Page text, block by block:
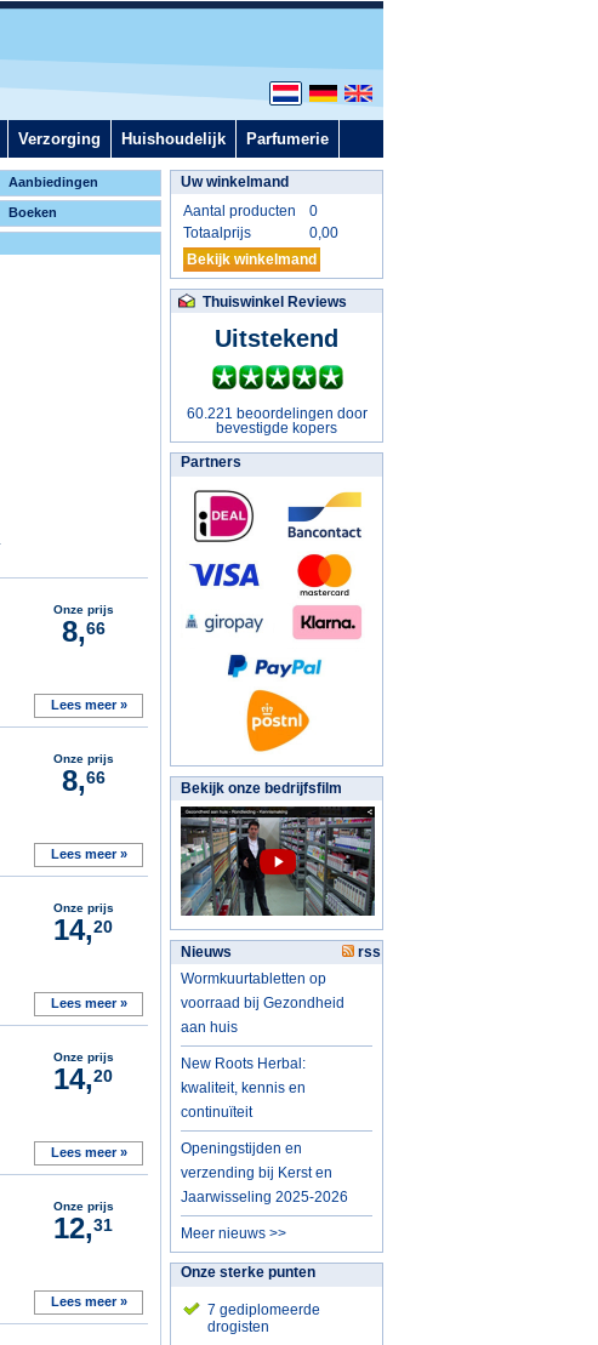
Verzorging Huishoudelijk Parfumerie
Aanbiedingen
Boeken
Onze prijs
8,66
Lees meer »
Onze prijs
8,66
Lees meer »
Onze prijs
14,20
Lees meer »
Onze prijs
14,20
Lees meer »
Onze prijs
12,31
Lees meer »
Uw winkelmand
Aantal producten
0
Totaalprijs
0,00
Bekijk winkelmand
Thuiswinkel Reviews
Uitstekend
60.221 beoordelingen door
bevestigde kopers
Partners
Bekijk onze bedrijfsfilm
Nieuws
rss
Wormkuurtabletten op
voorraad bij Gezondheid
aan huis
New Roots Herbal:
kwaliteit, kennis en
continuïteit
Openingstijden en
verzending bij Kerst en
Jaarwisseling 2025-2026
Meer nieuws >>
Onze sterke punten
7 gediplomeerde
drogisten